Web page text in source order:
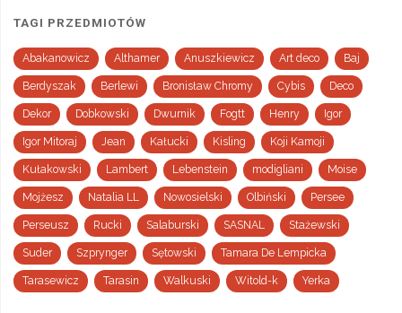
TAGI PRZEDMIOTÓW
Abakanowicz Althamer Anuszkiewicz Art deco Baj
Berdyszak Berlewi Bronisław Chromy Cybis Deco
Dekor Dobkowski Dwurnik Fogtt Henry Igor
Igor Mitoraj Jean Kałucki Kisling Koji Kamoji
Kułakowski Lambert Lebenstein modigliani Moise
Mojżesz Natalia LL Nowosielski Olbiński Persee
Perseusz Rucki Salaburski SASNAL Stażewski
Suder Szprynger Sętowski Tamara De Lempicka
Tarasewicz Tarasin Walkuski Witold-k Yerka